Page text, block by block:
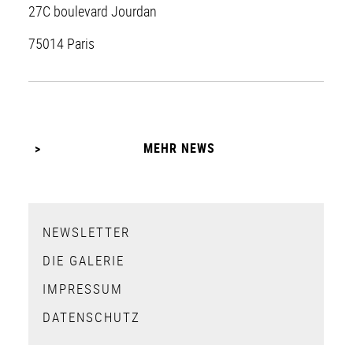
27C boulevard Jourdan
75014 Paris
MEHR NEWS
NEWSLETTER
DIE GALERIE
IMPRESSUM
DATENSCHUTZ